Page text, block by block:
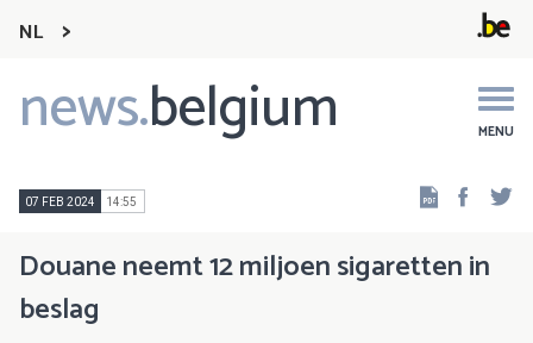
NL
news.belgium MENU
Main
navigation
07 FEB 2024 14:55
Douane neemt 12 miljoen sigaretten in
beslag